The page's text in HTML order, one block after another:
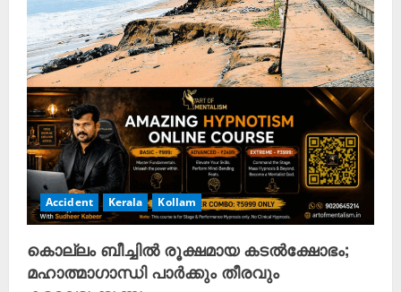
Accident Kerala Kollam
കൊല്ലം ബീച്ചിൽ രൂക്ഷമായ കടൽക്ഷോഭം;
മഹാത്മാഗാന്ധി പാർക്കും തീരവും